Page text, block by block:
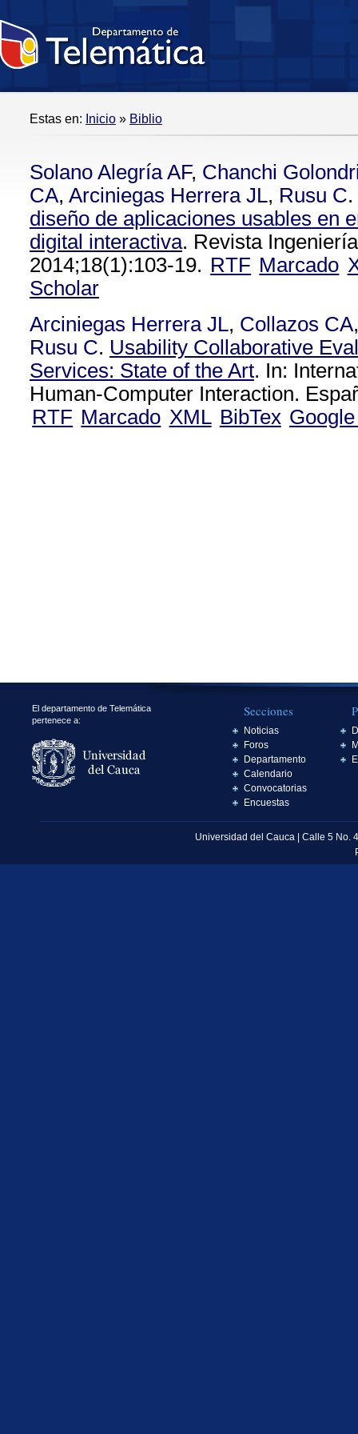
Estas en: Inicio » Biblio
Solano Alegría AF, Chanchi
CA, Arciniegas Herrera JL, Rusu C.
diseño de aplicaciones usables en
digital interactiva. Revista
2014;18(1):103-19. RTF Marcado
Scholar
Arciniegas Herrera JL, Collazos CA
Rusu C. Usability Collaborative
Services: State of the Art. In:
Human-Computer Interaction.
RTF Marcado XML BibTex
El departamento de Telemática
pertenece a:
Secciones
Noticias
Foros
Departamento
Calendario
Convocatorias
Encuestas
Universidad del Cauca | Calle 5 No.